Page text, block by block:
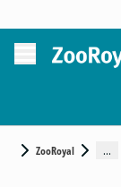
ZooRoyal ...